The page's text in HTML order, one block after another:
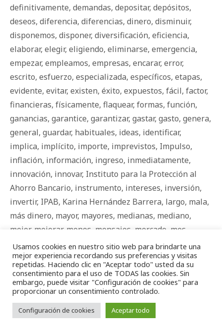
definitivamente, demandas, depositar, depósitos,
deseos, diferencia, diferencias, dinero, disminuir,
disponemos, disponer, diversificación, eficiencia,
elaborar, elegir, eligiendo, eliminarse, emergencia,
empezar, empleamos, empresas, encarar, error,
escrito, esfuerzo, especializada, específicos, etapas,
evidente, evitar, existen, éxito, expuestos, fácil, factor,
financieras, físicamente, flaquear, formas, función,
ganancias, garantice, garantizar, gastar, gasto, genera,
general, guardar, habituales, ideas, identificar,
implica, implícito, importe, imprevistos, Impulso,
inflación, información, ingreso, inmediatamente,
innovación, innovar, Instituto para la Protección al
Ahorro Bancario, instrumento, intereses, inversión,
invertir, IPAB, Karina Hernández Barrera, largo, mala,
más dinero, mayor, mayores, medianas, mediano,
mejor, mejorar, menos mensajes mercado mes
metas,Mexico, Micro empresas,micro empresas,
microempresarios,mínima, mipymes,momento,
movimiento,natural, necesidades, negocio,negocio
propio,nuestro ,nuevo,nunca,objetivos,observar,
obtención
patrimonio,pensar,peor pequeñas,pequeños y
Usamos cookies en nuestro sitio web para brindarte una
mejor experiencia recordando sus preferencias y visitas
repetidas. Haciendo clic en "Aceptar todo" usted da su
consentimiento para el uso de TODAS las cookies. Sin
embargo, puede visitar "Configuración de cookies" para
proporcionar un consentimiento controlado.
Configuración de cookies Aceptar todo